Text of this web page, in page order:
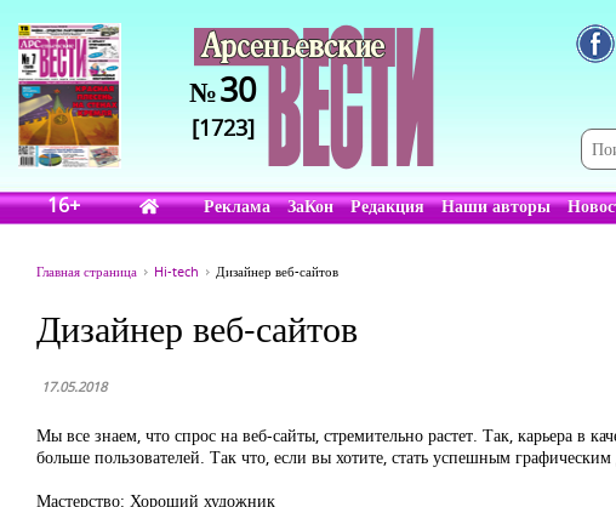
№30
[1723]
16+ Реклама ЗаКон Редакция Наши авторы
Главная страница Hi-tech Дизайнер веб-сайтов
Дизайнер веб-сайтов
17.05.2018
Мы все знаем, что спрос на веб-сайты, стремительно растет. Так, карьера в
больше пользователей. Так что, если вы хотите, стать успешным
Мастерство: Хороший художник